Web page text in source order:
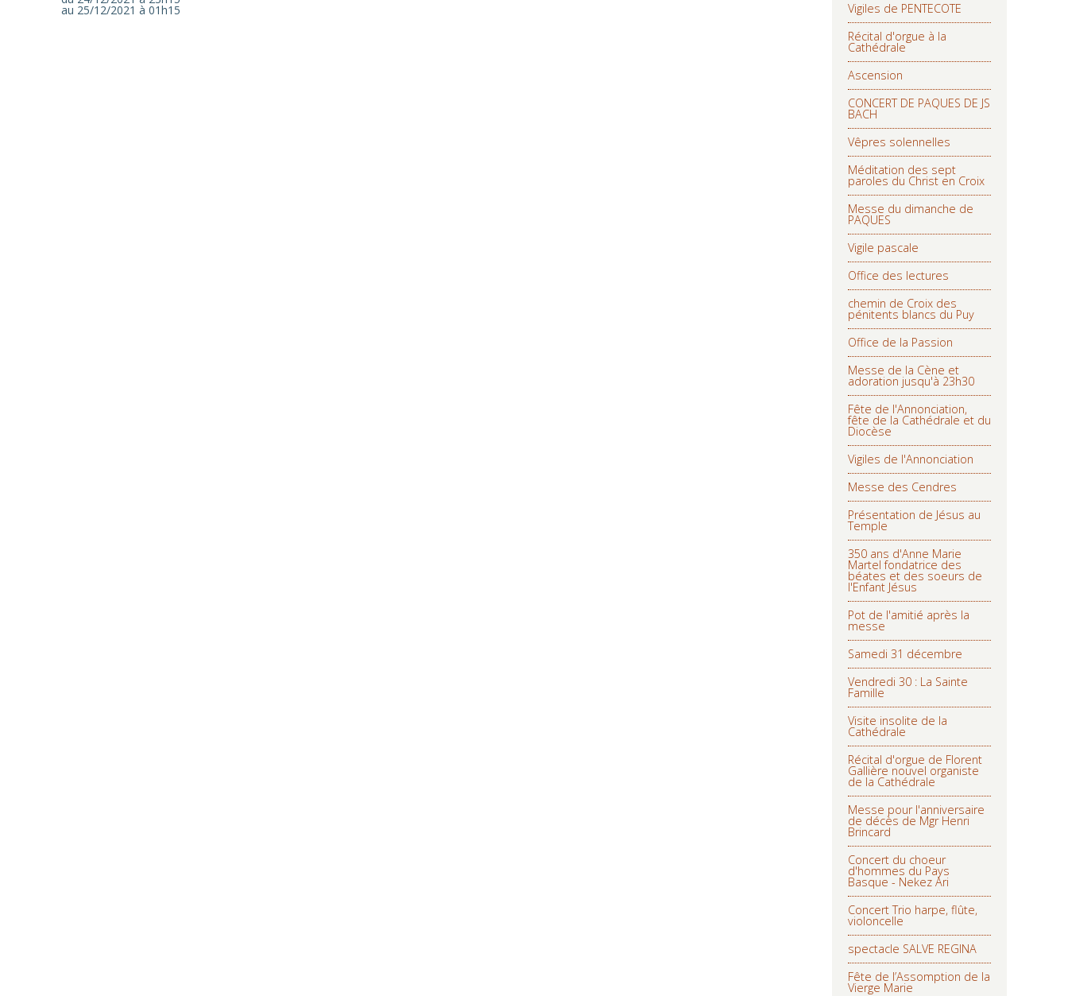
Vigiles de PENTECOTE
Récital d'orgue à la
Cathédrale
Ascension
CONCERT DE PAQUES DE JS
BACH
Vêpres solennelles
Méditation des sept
paroles du Christ en Croix
Messe du dimanche de
PAQUES
Vigile pascale
Office des lectures
chemin de Croix des
pénitents blancs du Puy
Office de la Passion
Messe de la Cène et
adoration jusqu'à 23h30
Fête de l'Annonciation,
fête de la Cathédrale et du
Diocèse
Vigiles de l'Annonciation
Messe des Cendres
Présentation de Jésus au
Temple
350 ans d'Anne Marie
Martel fondatrice des
béates et des soeurs de
l'Enfant Jésus
Pot de l'amitié après la
messe
Samedi 31 décembre
Vendredi 30 : La Sainte
Famille
Visite insolite de la
Cathédrale
Récital d'orgue de Florent
Gallière nouvel organiste
de la Cathédrale
Messe pour l'anniversaire
de décès de Mgr Henri
Brincard
Concert du choeur
d'hommes du Pays
Basque - Nekez Ari
Concert Trio harpe, flûte,
violoncelle
spectacle SALVE REGINA
Fête de l’Assomption de la
Vierge Marie
au 25/12/2021 à 01h15